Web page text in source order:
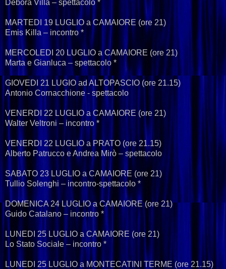
Debora Villa – spettacolo *
MARTEDI 19 LUGLIO a CAMAIORE (ore 21)
Emis Killa – incontro *
MERCOLEDI 20 LUGLIO a CAMAIORE (ore 21)
Marta e Gianluca – spettacolo *
GIOVEDI 21 LUGIO ad ALTOPASCIO (ore 21.15)
Antonio Cornacchione - spettacolo
VENERDI 22 LUGLIO a CAMAIORE (ore 21)
Walter Veltroni – incontro *
VENERDI 22 LUGLIO a PRATO (ore 21.15)
Alberto Patrucco e Andrea Mirò – spettacolo
SABATO 23 LUGLIO a CAMAIORE (ore 21)
Tullio Solenghi – incontro-spettacolo *
DOMENICA 24 LUGLIO a CAMAIORE (ore 21)
Guido Catalano – incontro *
LUNEDI 25 LUGLIO a CAMAIORE (ore 21)
Lo Stato Sociale – incontro *
LUNEDI 25 LUGLIO a MONTECATINI TERME (ore 21.15)